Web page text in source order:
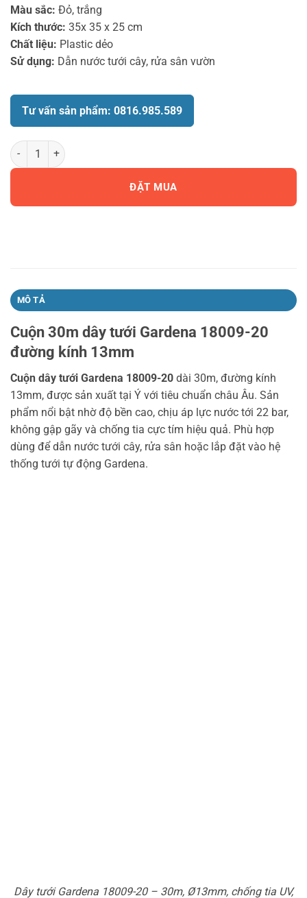
Màu sắc: Đỏ, trắng
Kích thước: 35x 35 x 25 cm
Chất liệu: Plastic dẻo
Sử dụng: Dẫn nước tưới cây, rửa sân vườn
Tư vấn sản phẩm: 0816.985.589
Cuộn 30m dây tưới đường kính 13mm Gardena 18009-20 số lượng
ĐẶT MUA
MÔ TẢ
Cuộn 30m dây tưới Gardena 18009-20
đường kính 13mm
Cuộn dây tưới Gardena 18009-20 dài 30m, đường kính
13mm, được sản xuất tại Ý với tiêu chuẩn châu Âu. Sản
phẩm nổi bật nhờ độ bền cao, chịu áp lực nước tới 22 bar,
không gập gãy và chống tia cực tím hiệu quả. Phù hợp
dùng để dẫn nước tưới cây, rửa sân hoặc lắp đặt vào hệ
thống tưới tự động Gardena.
Dây tưới Gardena 18009-20 – 30m, Ø13mm, chống tia UV,